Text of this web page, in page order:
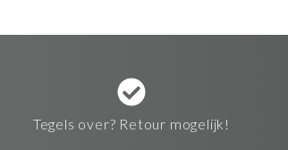
Tegels over? Retour mogelijk!